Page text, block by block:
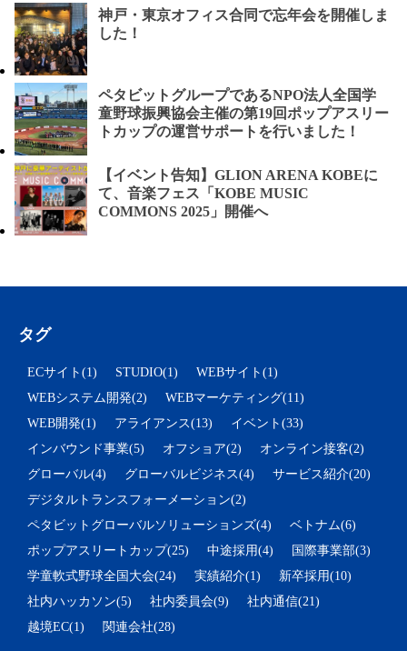
神戸・東京オフィス合同で忘年会を開催しま
した！
ペタビットグループであるNPO法人全国学
童野球振興協会主催の第19回ポップアスリー
トカップの運営サポートを行いました！
【イベント告知】GLION ARENA KOBEに
て、音楽フェス「KOBE MUSIC
COMMONS 2025」開催へ
タグ
ECサイト(1) STUDIO(1)
WEBサイト(1)
WEBシステム開発(2)
WEBマーケティング(11)
WEB開発(1)
アライアンス(13)
イベント(33)
インバウンド事業(5)
オフショア(2)
オンライン接客(2)
グローバル(4)
グローバルビジネス(4)
サービス紹介(20)
デジタルトランスフォーメーション(2)
ペタビットグローバルソリューションズ(4)
ベトナム(6)
ポップアスリートカップ(25)
中途採用(4)
国際事業部(3)
学童軟式野球全国大会(24)
実績紹介(1)
新卒採用(10)
社内ハッカソン(5)
社内委員会(9)
社内通信(21)
越境EC(1)
関連会社(28)